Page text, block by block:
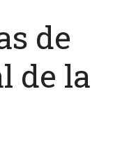
de
de la